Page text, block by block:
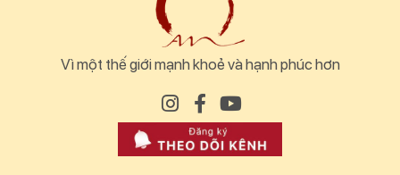
Vì một thế giới mạnh khoẻ và hạnh phúc hơn